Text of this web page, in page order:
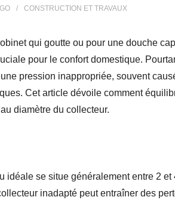
CONSTRUCTION ET TRAVAUX
qui goutte ou pour une douche
pour le confort domestique.
pression inappropriée, souvent
Cet article dévoile comment
diamètre du collecteur.
idéale se situe généralement entre 2 et
inadapté peut entraîner des